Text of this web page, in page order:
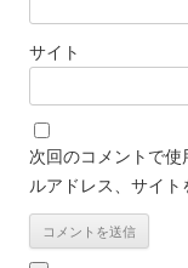
サイト
次回のコメントで
ルアドレス、サイト